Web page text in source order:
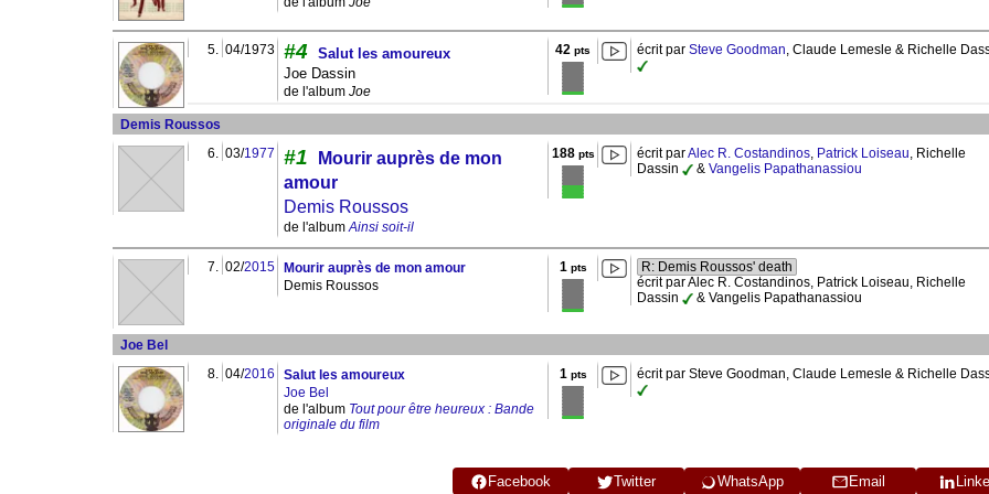
5. 04/1973 #4 Salut les amoureux
Joe Dassin
de l'album Joe
42 pts écrit par Steve Goodman, Claude Lemesle & Richelle
Demis Roussos
6. 03/1977 #1
Mourir auprès de mon
amour
Demis Roussos
de l'albumAinsi soit-il
188pts écrit parAlec R. Costandinos, Patrick Loiseau, Richelle
Dassin
& Vangelis Papathanassiou
7. 02/2015
Mourir auprès de mon amour
Demis Roussos
1 pts
R: Demis Roussos' death
écrit par Alec R. Costandinos, Patrick Loiseau, Richelle
Dassin
& Vangelis Papathanassiou
Joe Bel
8. 04/2016
Salut les amoureux
Joe Bel
de l'album Tout pour être heureux : Bande
originale du film
1 pts écrit par Steve Goodman, Claude Lemesle & Richelle
Facebook Twitter WhatsApp Email